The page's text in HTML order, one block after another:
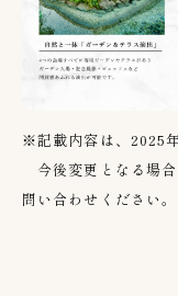
※記載内容は、2025
今後変更となる場
問い合わせください。